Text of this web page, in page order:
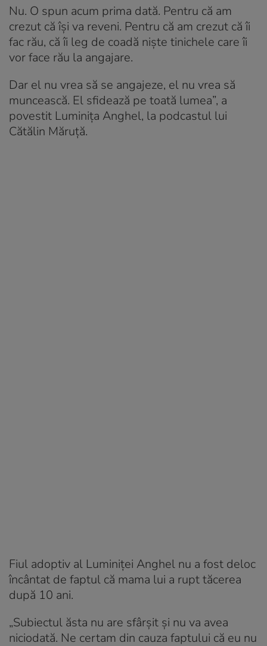
Nu. O spun acum prima dată. Pentru că am
crezut că își va reveni. Pentru că am crezut că îi
fac rău, că îi leg de coadă niște tinichele care îi
vor face rău la angajare.
Dar el nu vrea să se angajeze, el nu vrea să
muncească. El sfidează pe toată lumea”, a
povestit Luminița Anghel, la podcastul lui
Cătălin Măruță.
Fiul adoptiv al Luminiței Anghel nu a fost deloc
încântat de faptul că mama lui a rupt tăcerea
după 10 ani.
„Subiectul ăsta nu are sfârșit și nu va avea
niciodată. Ne certam din cauza faptului că eu nu